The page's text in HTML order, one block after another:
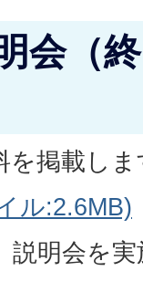
会（
を掲載しま
ル:2.6MB)
説明会を